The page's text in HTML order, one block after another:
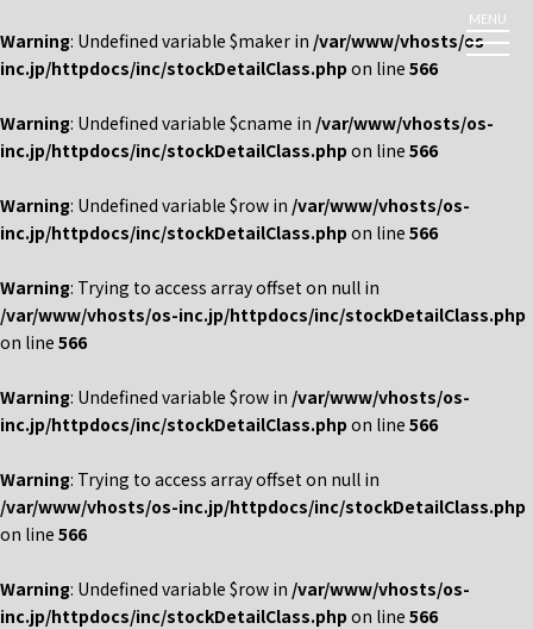
Warning: Undefined variable $maker in /var/www/vhosts/os-
inc.jp/httpdocs/inc/stockDetailClass.php on line 566
Warning: Undefined variable $cname in /var/www/vhosts/os-
inc.jp/httpdocs/inc/stockDetailClass.php on line 566
Warning: Undefined variable $row in /var/www/vhosts/os-
inc.jp/httpdocs/inc/stockDetailClass.php on line 566
Warning: Trying to access array offset on null in
/var/www/vhosts/os-inc.jp/httpdocs/inc/stockDetailClass.php
on line 566
Warning: Undefined variable $row in /var/www/vhosts/os-
inc.jp/httpdocs/inc/stockDetailClass.php on line 566
Warning: Trying to access array offset on null in
/var/www/vhosts/os-inc.jp/httpdocs/inc/stockDetailClass.php
on line 566
Warning: Undefined variable $row in /var/www/vhosts/os-
inc.jp/httpdocs/inc/stockDetailClass.php on line 566
MENU